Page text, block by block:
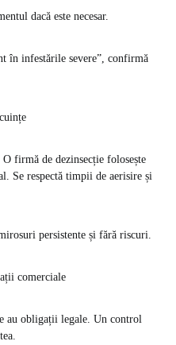
dacă este necesar.
în infestările severe”, confirmă
firmă de dezinsecție folosește
Se respectă timpii de aerisire și
persistente și fără riscuri.
comerciale
au obligații legale. Un control